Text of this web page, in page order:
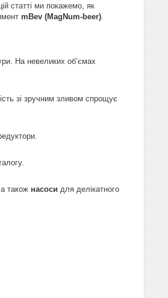
статті ми покажемо, як
mBev (MagNum‑beer)
На невеликих об’ємах
зі зручним зливом спрощує
також насоси для делікатного